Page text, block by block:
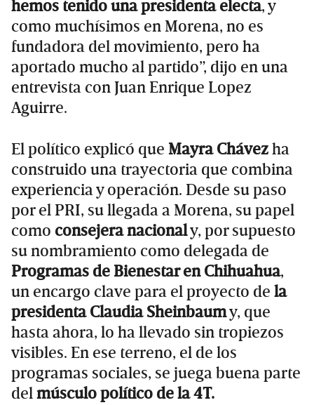
hemos tenido una presidenta electa, y
como muchísimos en Morena, no es
fundadora del movimiento, pero ha
aportado mucho al partido”, dijo en una
entrevista con Juan Enrique Lopez
Aguirre.
El político explicó que Mayra Chávezha
construido una trayectoria que combina
experiencia y operación. Desde su paso
por el PRI, su llegada a Morena, su papel
como consejera nacionaly, por supuesto
su nombramiento como delegada de
Programas de Bienestar en Chihuahua,
un encargo clave para el proyecto de la
presidenta Claudia Sheinbaumy, que
hasta ahora, lo ha llevado sin tropiezos
visibles. En ese terreno, el de los
programas sociales, se juega buena parte
delmúsculo político de la 4T.